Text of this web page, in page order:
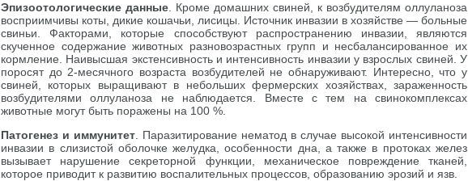
Эпизоотологические данные . Кроме домашних свиней, к возбудителям оллуланоза
восприимчивы коты, дикие кошачьи, лисицы. Источник инвазии в хозяйстве — больные
свиньи. Факторами, которые способствуют распространению инвазии, являются
скученное содержание животных разновозрастных групп и несбалансированное их
кормление. Наивысшая экстенсивность и интенсивность инвазии у взрослых свиней. У
поросят до 2-месячного возраста возбудителей не обнаруживают. Интересно, что у
свиней, которых выращивают в небольших фермерских хозяйствах, зараженность
возбудителями оллуланоза не наблюдается. Вместе с тем на свинокомплексах
животные могут быть поражены на 100 %.
Патогенез и иммунитет . Паразитирование нематод в случае высокой интенсивности
инвазии в слизистой оболочке желудка, особенности дна, а также в протоках желез
вызывает нарушение секреторной функции, механическое повреждение тканей,
которое приводит к развитию воспалительных процессов, образованию эрозий и язв.